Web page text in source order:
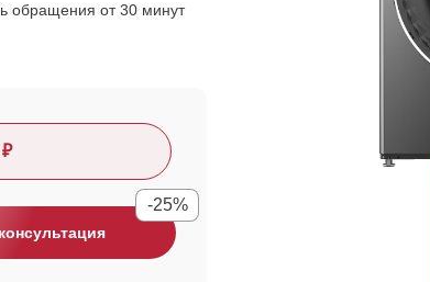
обращения от 30 минут
-25%